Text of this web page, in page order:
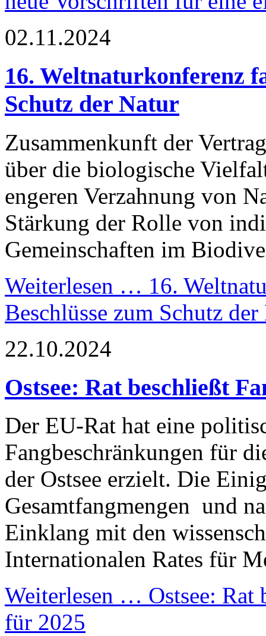
02.11.2024
16. Weltnaturkonferenz
Schutz der Natur
Zusammenkunft der
über die biologische
engeren Verzahnung von
Stärkung der Rolle von
Gemeinschaften im
Weiterlesen … 16.
Beschlüsse zum Schutz
22.10.2024
Ostsee: Rat beschließt
Der EU-Rat hat eine
Fangbeschränkungen für
der Ostsee erzielt. Die
Gesamtfangmengen und
Einklang mit den
Internationalen Rates für
Weiterlesen … Ostsee: Rat
für 2025